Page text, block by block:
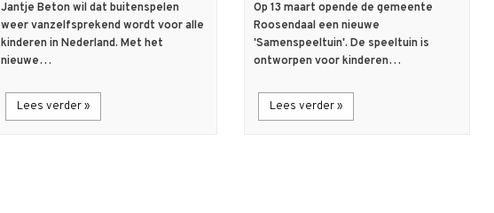
Jantje Beton wil dat buitenspelen
weer vanzelfsprekend wordt voor alle
kinderen in Nederland. Met het
nieuwe…
Lees verder »
Op 13 maart opende de gemeente
Roosendaal een nieuwe
'Samenspeeltuin'. De speeltuin is
ontworpen voor kinderen…
Lees verder »